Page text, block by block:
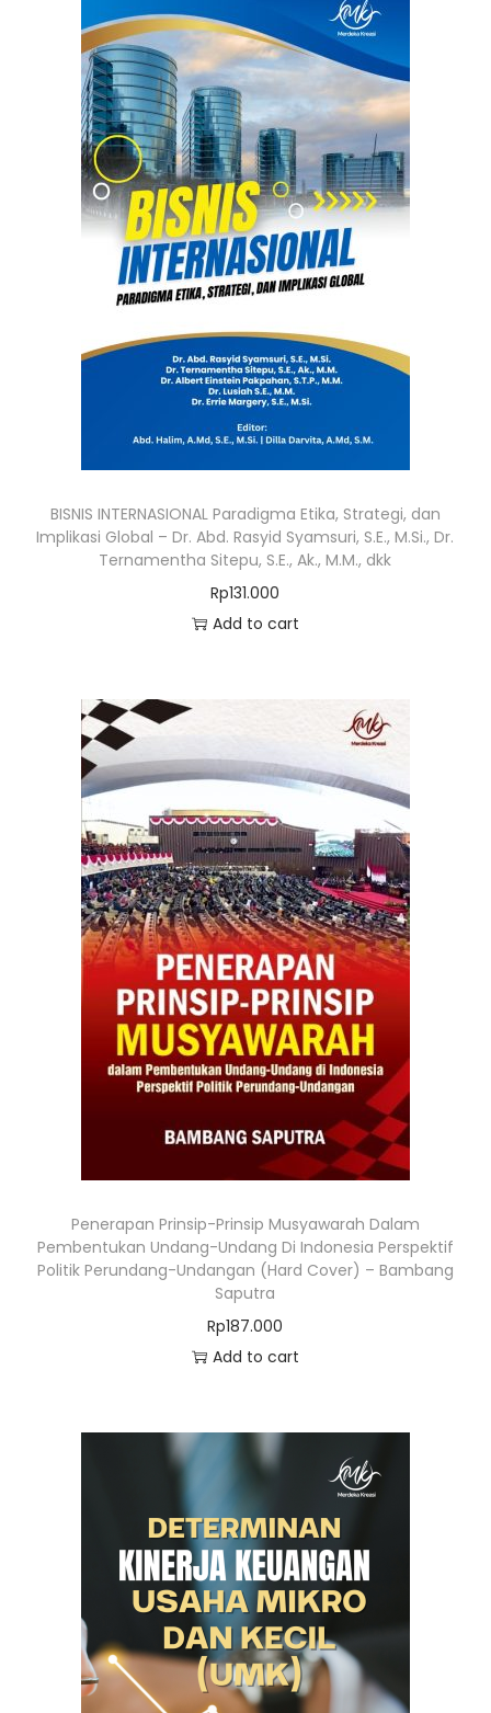
BISNIS INTERNASIONAL Paradigma Etika, Strategi, dan
Implikasi Global – Dr. Abd. Rasyid Syamsuri, S.E., M.Si., Dr.
Ternamentha Sitepu, S.E., Ak., M.M., dkk
Rp131.000
Add to cart
Penerapan Prinsip-Prinsip Musyawarah Dalam
Pembentukan Undang-Undang Di Indonesia Perspektif
Politik Perundang-Undangan (Hard Cover) – Bambang
Saputra
Rp187.000
Add to cart